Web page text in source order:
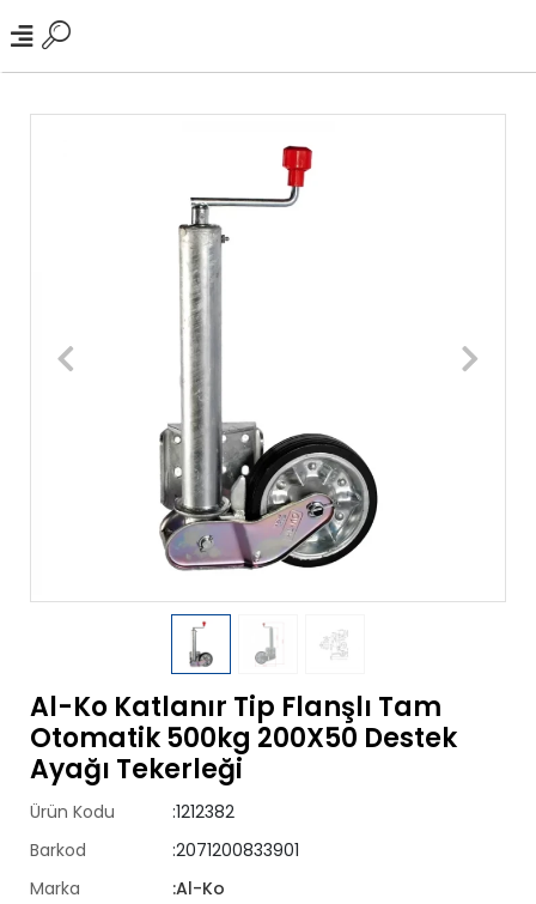
Al-Ko Katlanır Tip Flanşlı Tam
Otomatik 500kg 200X50 Destek
Ayağı Tekerleği
Ürün Kodu
:1212382
Barkod
:2071200833901
Marka
:Al-Ko